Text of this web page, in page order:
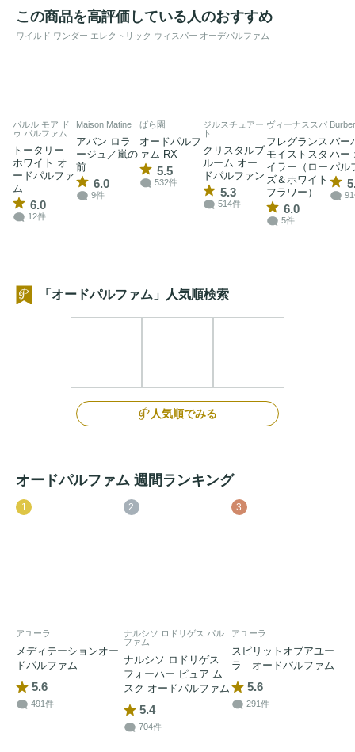
この商品を高評価している人のおすすめ
ワイルド ワンダー エレクトリック ウィスパー オーデパルファム
パルル モア ド
ゥ パルファム
トータリー
ホワイト オ
ードパルファ
ム
6.0
12件
Maison Matine
アバン ロラ
ージュ／嵐の
前
6.0
9件
ばら園
オードパルフ
ァム RX
5.5
532件
ジルスチュアー
ト
クリスタルブ
ルーム オー
ドパルファン
5.3
514件
ヴィーナススパ
フレグランス
モイストスタ
イラー（ロー
ズ＆ホワイト
フラワー）
6.0
5件
バー
ハー
パル
「オードパルファム」人気順検索
人気順でみる
オードパルファム 週間ランキング
1
アユーラ
メディテーションオー
ドパルファム
5.6
491件
2
ナルシソ ロドリゲス パル
ファム
ナルシソ ロドリゲス
フォーハー ピュア ム
スク オードパルファム
5.4
704件
3
アユーラ
スピリットオブアユー
ラ オードパルファム
5.6
291件